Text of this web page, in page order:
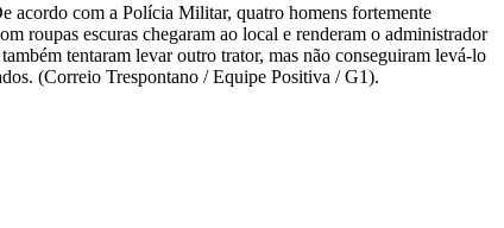
acordo com a Polícia Militar, quatro homens fortemente
roupas escuras chegaram ao local e renderam o administrador
tentaram levar outro trator, mas não conseguiram levá-lo
(Correio Trespontano / Equipe Positiva / G1).